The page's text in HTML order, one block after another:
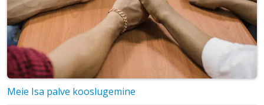
Meie Isa palve kooslugemine